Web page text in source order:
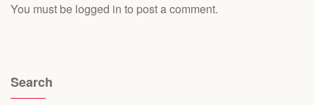
You must be logged in to post a comment.
Search